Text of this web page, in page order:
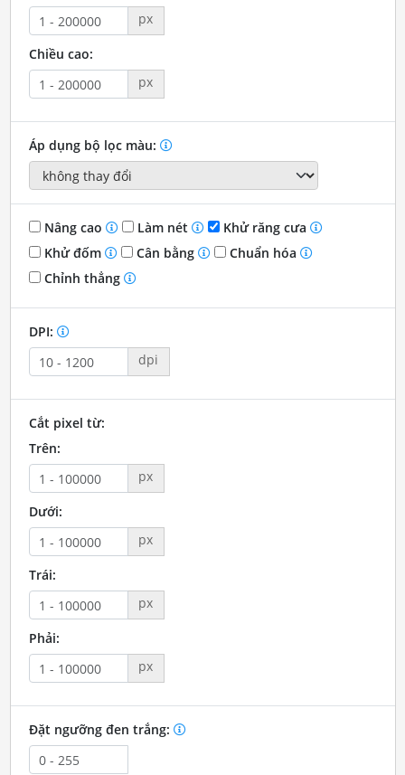
px
Chiều cao:
px
Áp dụng bộ lọc màu:
Nâng cao Làm nét
Khử răng cưa
Khử đốm
Cân bằng
Chuẩn hóa
Chỉnh thẳng
DPI:
dpi
Cắt pixel từ:
Trên:
px
Dưới:
px
Trái:
px
Phải:
px
Đặt ngưỡng đen trắng: